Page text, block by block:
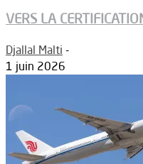
VERS LA
Djallal Malti -
1 juin 2026